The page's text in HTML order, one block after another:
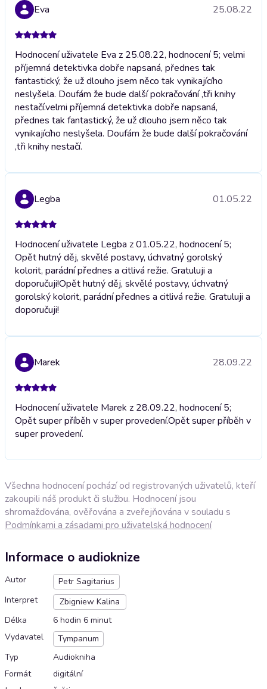
Eva 25.08.22
Hodnocení uživatele Eva z 25.08.22, hodnocení 5; velmi
příjemná detektivka dobře napsaná, přednes tak
fantastický, že už dlouho jsem něco tak vynikajícího
neslyšela. Doufám že bude další pokračování ,tři knihy
nestačí.velmi příjemná detektivka dobře napsaná,
přednes tak fantastický, že už dlouho jsem něco tak
vynikajícího neslyšela. Doufám že bude další pokračování
,tři knihy nestačí.
Legba 01.05.22
Hodnocení uživatele Legba z 01.05.22, hodnocení 5;
Opět hutný děj, skvělé postavy, úchvatný gorolský
kolorit, parádní přednes a citlivá režie. Gratuluji a
doporučuji!Opět hutný děj, skvělé postavy, úchvatný
gorolský kolorit, parádní přednes a citlivá režie. Gratuluji a
doporučuji!
Marek 28.09.22
Hodnocení uživatele Marek z 28.09.22, hodnocení 5;
Opět super příběh v super provedení.Opět super příběh v
super provedení.
Všechna hodnocení pochází od registrovaných uživatelů, kteří
zakoupili náš produkt či službu. Hodnocení jsou
shromažďována, ověřována a zveřejňována v souladu s
Podmínkami a zásadami pro uživatelská hodnocení
Informace o audioknize
Autor
Petr Sagitarius
Interpret
Zbigniew Kalina
Délka
6 hodin 6 minut
Vydavatel
Tympanum
Typ
Audiokniha
Formát
digitální